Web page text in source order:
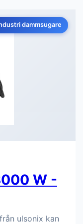
dammsugare
W -
ulsonix kan